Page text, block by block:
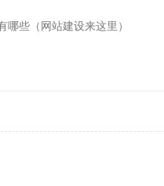
哪些（网站建设来这里）